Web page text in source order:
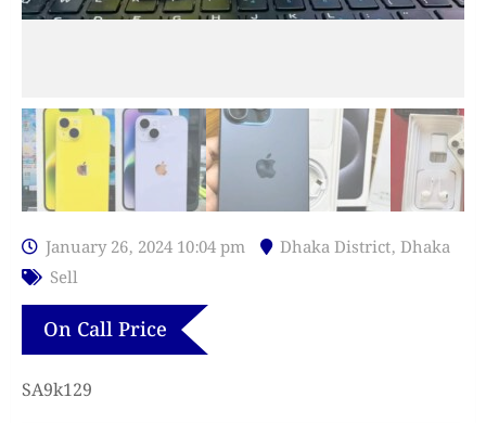
January 26, 2024 10:04 pm Dhaka District, Dhaka
Sell
On Call Price
SA9k129